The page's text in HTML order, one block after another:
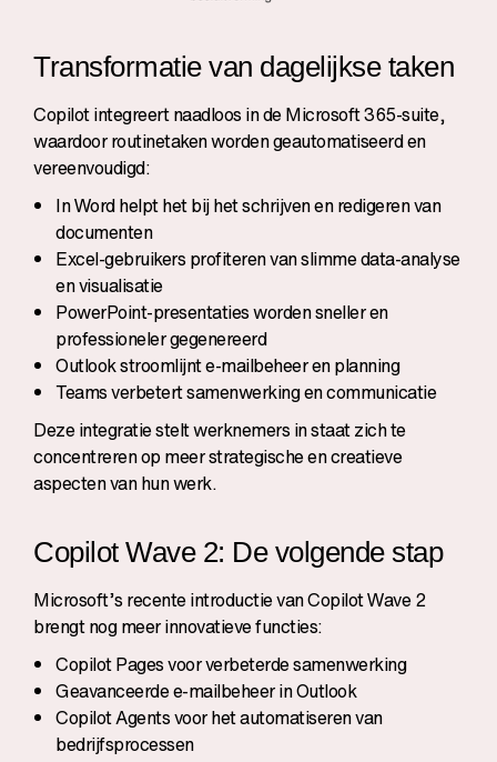
Transformatie van dagelijkse taken
Copilot integreert naadloos in de Microsoft 365-suite,
waardoor routinetaken worden geautomatiseerd en
vereenvoudigd:
In Word helpt het bij het schrijven en redigeren van
documenten
Excel-gebruikers profiteren van slimme data-analyse
en visualisatie
PowerPoint-presentaties worden sneller en
professioneler gegenereerd
Outlook stroomlijnt e-mailbeheer en planning
Teams verbetert samenwerking en communicatie
Deze integratie stelt werknemers in staat zich te
concentreren op meer strategische en creatieve
aspecten van hun werk.
Copilot Wave 2: De volgende stap
Microsoft’s recente introductie van Copilot Wave 2
brengt nog meer innovatieve functies:
Copilot Pages voor verbeterde samenwerking
Geavanceerde e-mailbeheer in Outlook
Copilot Agents voor het automatiseren van
bedrijfsprocessen